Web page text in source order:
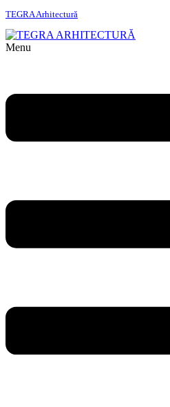
TEGRA Arhitectură
Menu